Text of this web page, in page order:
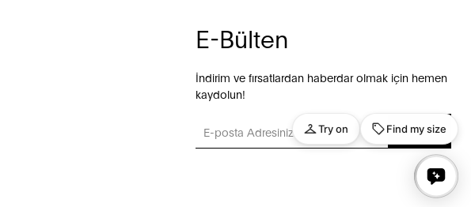
E-Bülten
İndirim ve fırsatlardan haberdar olmak için hemen
kaydolun!
GÖNDER